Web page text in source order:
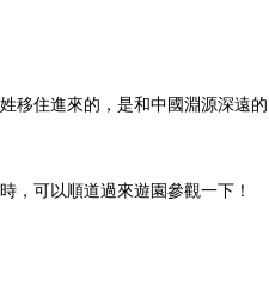
移住進來的，是和中國淵源深遠的
，可以順道過來遊園參觀一下！